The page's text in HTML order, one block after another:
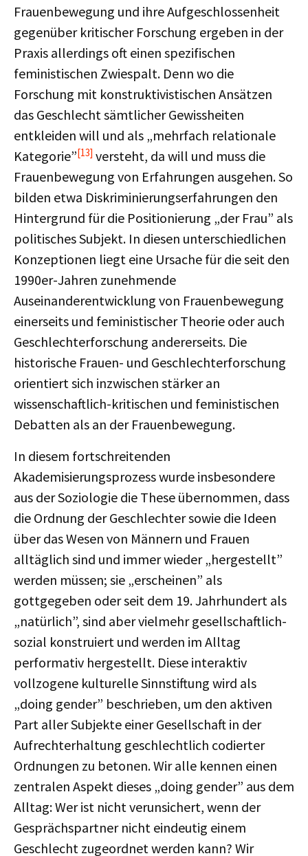
Frauenbewegung und ihre Aufgeschlossenheit
gegenüber kritischer Forschung ergeben in der
Praxis allerdings oft einen spezifischen
feministischen Zwiespalt. Denn wo die
Forschung mit konstruktivistischen Ansätzen
das Geschlecht sämtlicher Gewissheiten
entkleiden will und als „mehrfach relationale
Kategorie”[13] versteht, da will und muss die
Frauenbewegung von Erfahrungen ausgehen. So
bilden etwa Diskriminierungserfahrungen den
Hintergrund für die Positionierung „der Frau” als
politisches Subjekt. In diesen unterschiedlichen
Konzeptionen liegt eine Ursache für die seit den
1990er-Jahren zunehmende
Auseinanderentwicklung von Frauenbewegung
einerseits und feministischer Theorie oder auch
Geschlechterforschung andererseits. Die
historische Frauen- und Geschlechterforschung
orientiert sich inzwischen stärker an
wissenschaftlich-kritischen und feministischen
Debatten als an der Frauenbewegung.
In diesem fortschreitenden
Akademisierungsprozess wurde insbesondere
aus der Soziologie die These übernommen, dass
die Ordnung der Geschlechter sowie die Ideen
über das Wesen von Männern und Frauen
alltäglich sind und immer wieder „hergestellt”
werden müssen; sie „erscheinen” als
gottgegeben oder seit dem 19. Jahrhundert als
„natürlich”, sind aber vielmehr gesellschaftlich-
sozial konstruiert und werden im Alltag
performativ hergestellt. Diese interaktiv
vollzogene kulturelle Sinnstiftung wird als
„doing gender” beschrieben, um den aktiven
Part aller Subjekte einer Gesellschaft in der
Aufrechterhaltung geschlechtlich codierter
Ordnungen zu betonen. Wir alle kennen einen
zentralen Aspekt dieses „doing gender” aus dem
Alltag: Wer ist nicht verunsichert, wenn der
Gesprächspartner nicht eindeutig einem
Geschlecht zugeordnet werden kann? Wir